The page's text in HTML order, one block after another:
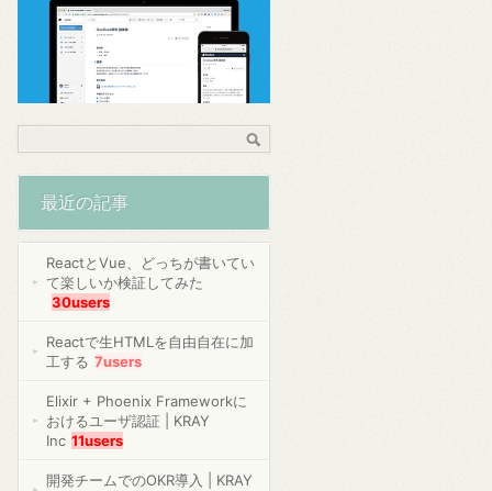
最近の記事
ReactとVue、どっちが書いてい
て楽しいか検証してみた
30users
Reactで生HTMLを自由自在に加
工する 7users
Elixir + Phoenix Frameworkに
おけるユーザ認証 | KRAY
Inc 11users
開発チームでのOKR導入 | KRAY